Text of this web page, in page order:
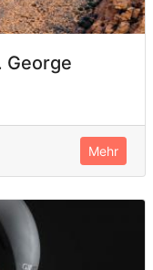
George
Mehr